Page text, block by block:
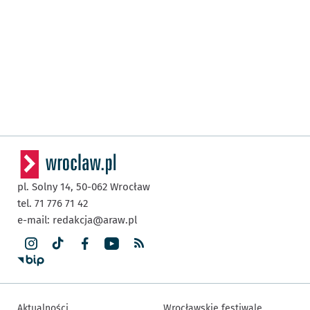
pl. Solny 14, 50-062 Wrocław
tel. 71 776 71 42
e-mail: redakcja@araw.pl